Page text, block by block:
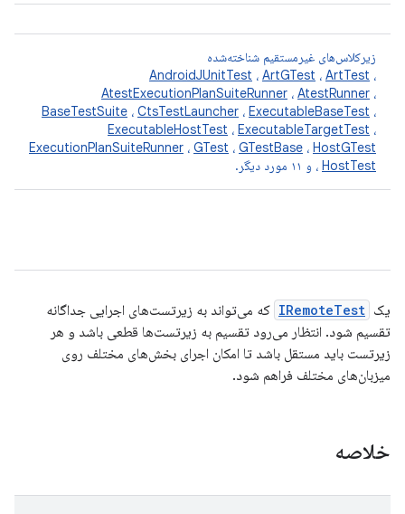
زیرکلاس‌های غیرمستقیم شناخته‌شده
AndroidJUnitTest ، ArtGTest ، ArtTest ،
AtestExecutionPlanSuiteRunner ، AtestRunner ،
BaseTestSuite ، CtsTestLauncher ، ExecutableBaseTest ،
ExecutableHostTest ، ExecutableTargetTest ،
ExecutionPlanSuiteRunner ، GTest ، GTestBase ، HostGTest
، HostTest و ۱۱ مورد دیگر.
یک IRemoteTest که می‌تواند به زیرتست‌های اجرایی جداگانه
تقسیم شود. انتظار می‌رود تقسیم به زیرتست‌ها قطعی باشد و هر
زیرتست باید مستقل باشد تا امکان اجرای بخش‌های مختلف روی
میزبان‌های مختلف فراهم شود.
خلاصه